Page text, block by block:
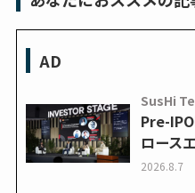
AD
SusHi
Pre-
ロース
2026.8.7